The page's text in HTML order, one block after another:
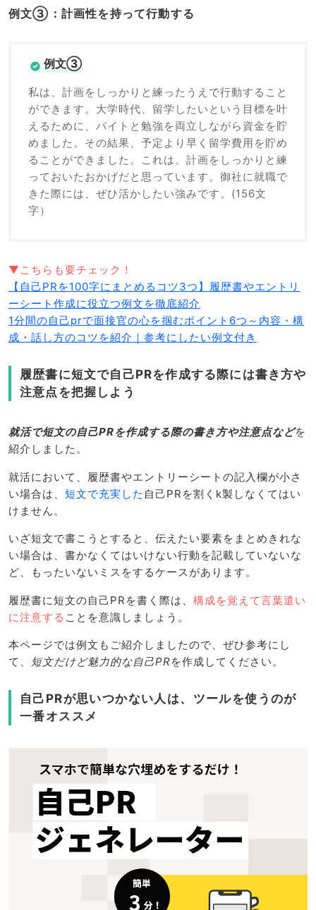
例文③：計画性を持って行動する
例文③
私は、計画をしっかりと練ったうえで行動すること
ができます。大学時代、留学したいという目標を叶
えるために、バイトと勉強を両立しながら資金を貯
めました。その結果、予定より早く留学費用を貯め
ることができました。これは、計画をしっかりと練
っておいたおかげだと思っています。御社に就職で
きた際には、ぜひ活かしたい強みです。(156文
字）
▼こちらも要チェック！
【自己PRを100字にまとめるコツ3つ】履歴書やエントリ
ーシート作成に役立つ例文を徹底紹介
1分間の自己prで面接官の心を掴むポイント6つ～内容・構
成・話し方のコツを紹介｜参考にしたい例文付き
履歴書に短文で自己PRを作成する際には書き方や
注意点を把握しよう
就活で短文の自己PRを作成する際の書き方や注意点などを
紹介しました。
就活において、履歴書やエントリーシートの記入欄が小さ
い場合は、 短文で充実した 自己PRを割くk製しなくてはい
けません。
いざ短文で書こうとすると、伝えたい要素をまとめきれな
い場合は、書かなくてはいけない行動を記載していないな
ど、もったいないミスをするケースがあります。
履歴書に短文の自己PRを書く際は、 構成を覚えて言葉遣い
に注意する ことを意識しましょう。
本ページでは例文もご紹介しましたので、ぜひ参考にし
て、
短文だけど魅力的な自己PRを作成してください。
自己PRが思いつかない人は、ツールを使うのが
一番オススメ